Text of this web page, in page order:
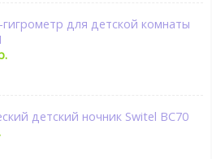
для детской комнаты
детский ночник Switel BC70